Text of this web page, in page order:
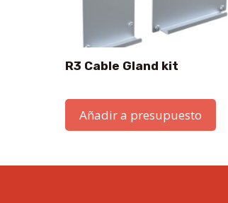
R3 Cable Gland kit
Añadir a presupuesto